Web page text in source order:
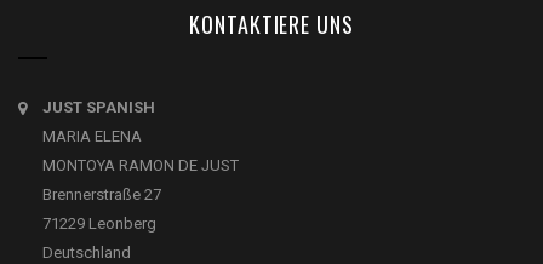
KONTAKTIERE UNS
JUST SPANISH
MARIA ELENA
MONTOYA RAMON DE JUST
Brennerstraße 27
71229 Leonberg
Deutschland